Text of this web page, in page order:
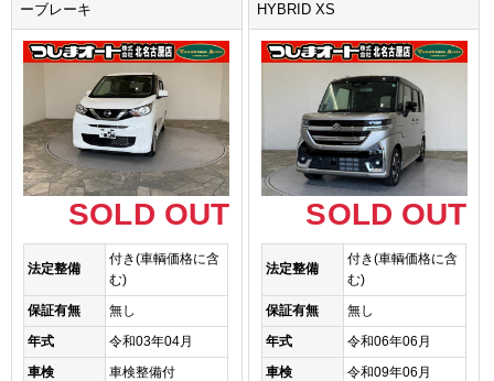
ーブレーキ
SOLD OUT
法定整備
付き(車輌価格に含
む)
保証有無
無し
年式
令和03年04月
車検
車検整備付
HYBRID XS
SOLD OUT
法定整備
付き(車輌価格に含
む)
保証有無
無し
年式
令和06年06月
車検
令和09年06月